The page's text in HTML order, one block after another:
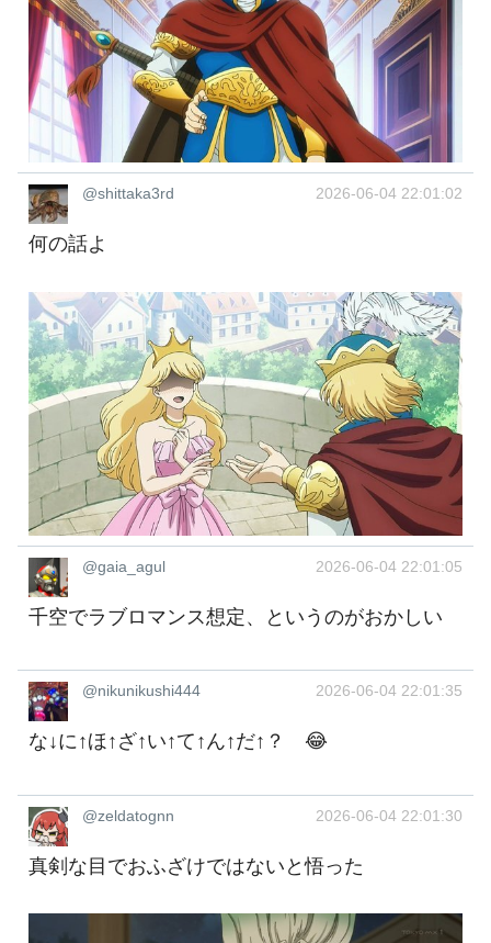
@shittaka3rd 2026-06-04 22:01:02
何の話よ
@gaia_agul 2026-06-04 22:01:05
千空でラブロマンス想定、というのがおかしい
@nikunikushi444 2026-06-04 22:01:35
な↓に↑ほ↑ざ↑い↑て↑ん↑だ↑？ 😂
@zeldatognn 2026-06-04 22:01:30
真剣な目でおふざけではないと悟った